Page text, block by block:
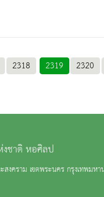
2318 2319 2320
ชาติ หอศิลป
สงคราม เขตพระนคร กรุงเทพมห